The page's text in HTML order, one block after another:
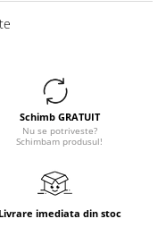
Schimb GRATUIT
Nu se potriveste?
Schimbam produsul!
Livrare imediata din stoc